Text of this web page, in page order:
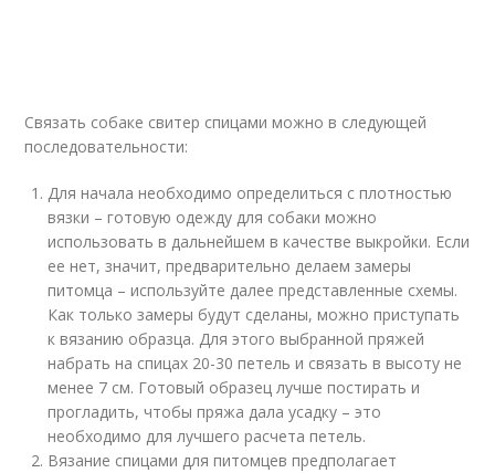
Связать собаке свитер спицами можно в следующей
последовательности:
Для начала необходимо определиться с плотностью
вязки – готовую одежду для собаки можно
использовать в дальнейшем в качестве выкройки. Если
ее нет, значит, предварительно делаем замеры
питомца – используйте далее представленные схемы.
Как только замеры будут сделаны, можно приступать
к вязанию образца. Для этого выбранной пряжей
набрать на спицах 20-30 петель и связать в высоту не
менее 7 см. Готовый образец лучше постирать и
прогладить, чтобы пряжа дала усадку – это
необходимо для лучшего расчета петель.
Вязание спицами для питомцев предполагает